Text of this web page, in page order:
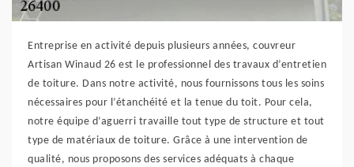
Entreprise en activité depuis plusieurs années, couvreur
Artisan Winaud 26 est le professionnel des travaux d’entretien
de toiture. Dans notre activité, nous fournissons tous les soins
nécessaires pour l’étanchéité et la tenue du toit. Pour cela,
notre équipe d’aguerri travaille tout type de structure et tout
type de matériaux de toiture. Grâce à une intervention de
qualité, nous proposons des services adéquats à chaque